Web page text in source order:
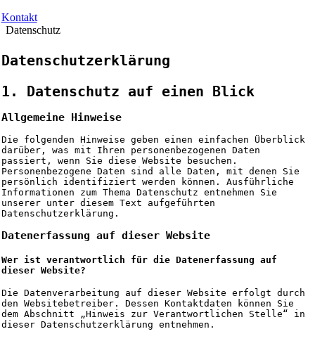
Kontakt
Datenschutz
Datenschutz­erklärung
1. Datenschutz auf einen Blick
Allgemeine Hinweise
Die folgenden Hinweise geben einen einfachen Überblick
darüber, was mit Ihren personenbezogenen Daten
passiert, wenn Sie diese Website besuchen.
Personenbezogene Daten sind alle Daten, mit denen Sie
persönlich identifiziert werden können. Ausführliche
Informationen zum Thema Datenschutz entnehmen Sie
unserer unter diesem Text aufgeführten
Datenschutzerklärung.
Datenerfassung auf dieser Website
Wer ist verantwortlich für die Datenerfassung auf
dieser Website?
Die Datenverarbeitung auf dieser Website erfolgt durch
den Websitebetreiber. Dessen Kontaktdaten können Sie
dem Abschnitt „Hinweis zur Verantwortlichen Stelle“ in
dieser Datenschutzerklärung entnehmen.